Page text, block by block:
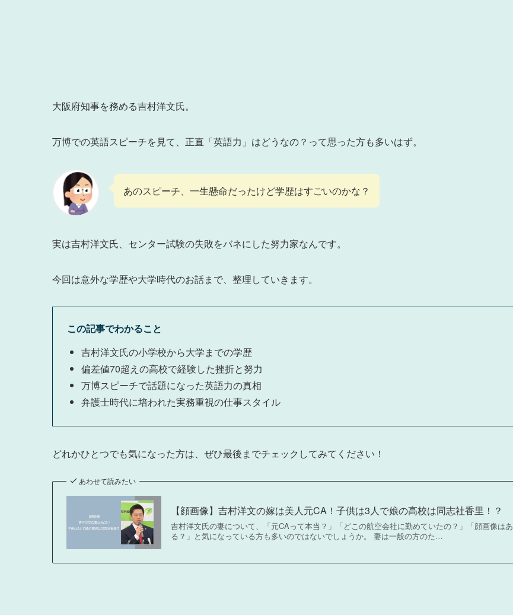
大阪府知事を務める吉村洋文氏。
万博での英語スピーチを見て、正直「英語力」はどうなの？って思った方も多いはず。
あのスピーチ、一生懸命だったけど学歴はすごいのかな？
実は吉村洋文氏、センター試験の失敗をバネにした努力家なんです。
今回は意外な学歴や大学時代のお話まで、整理していきます。
この記事でわかること
吉村洋文氏の小学校から大学までの学歴
偏差値70超えの高校で経験した挫折と努力
万博スピーチで話題になった英語力の真相
弁護士時代に培われた実務重視の仕事スタイル
どれかひとつでも気になった方は、ぜひ最後までチェックしてみてください！
あわせて読みたい
【顔画像】吉村洋文の嫁は美人元CA！子供は3人で娘の高校は同志社香里！？
吉村洋文氏の妻について、「元CAって本当？」「どこの航空会社に勤めていたの？」「顔画像はあ
る？」と気になっている方も多いのではないでしょうか。 妻は一般の方のた…